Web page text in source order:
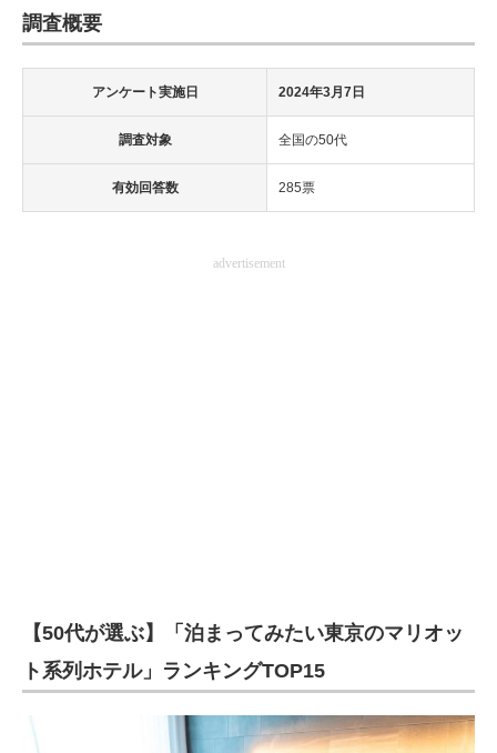
ちょっと気になるネットの話題
調査概要
アンケート実施日 2024年3月7日
調査対象 全国の50代
有効回答数 285票
advertisement
【50代が選ぶ】「泊まってみたい東京のマリオッ
ト系列ホテル」ランキングTOP15